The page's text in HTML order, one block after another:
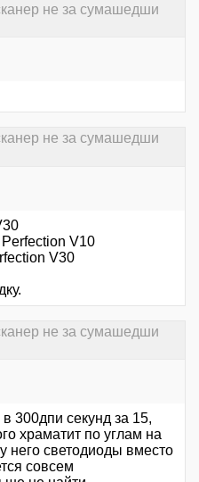
не за сумашедши
не за сумашедши
V10
V30
не за сумашедши
300дпи секунд за 15,
храматит по углам на
него светодиоды вместо
совсем